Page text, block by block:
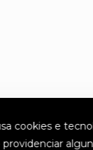
cookies e